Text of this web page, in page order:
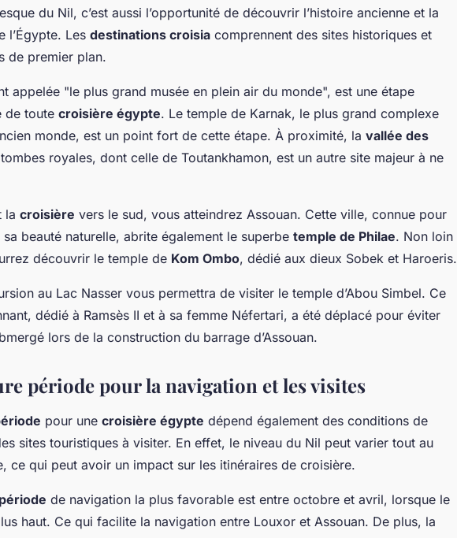
du Nil, c’est aussi l’opportunité de découvrir l’histoire ancienne et la
l’Égypte. Les destinations croisia comprennent des sites historiques et
de premier plan.
appelée "le plus grand musée en plein air du monde", est une étape
de toute croisière égypte. Le temple de Karnak, le plus grand complexe
monde, est un point fort de cette étape. À proximité, la vallée des
royales, dont celle de Toutankhamon, est un autre site majeur à ne
la croisière vers le sud, vous atteindrez Assouan. Cette ville, connue pour
beauté naturelle, abrite également le superbe temple de Philae. Non loin
découvrir le temple de Kom Ombo, dédié aux dieux Sobek et Haroeris.
au Lac Nasser vous permettra de visiter le temple d’Abou Simbel. Ce
dédié à Ramsès II et à sa femme Néfertari, a été déplacé pour éviter
lors de la construction du barrage d’Assouan.
période pour la navigation et les visites
pour une croisière égypte dépend également des conditions de
sites touristiques à visiter. En effet, le niveau du Nil peut varier tout au
ce qui peut avoir un impact sur les itinéraires de croisière.
période de navigation la plus favorable est entre octobre et avril, lorsque le
haut. Ce qui facilite la navigation entre Louxor et Assouan. De plus, la